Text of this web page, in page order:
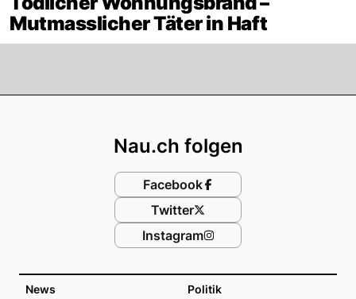
Mutmasslicher Täter in Haft
News Politik
Nau.ch folgen
Facebook
Twitter
Instagram